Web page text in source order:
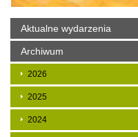
Aktualne wydarzenia
Archiwum
2026
2025
2024